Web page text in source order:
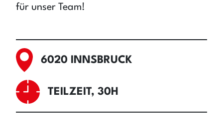
für unser Team!
6020 INNSBRUCK
TEILZEIT, 30H